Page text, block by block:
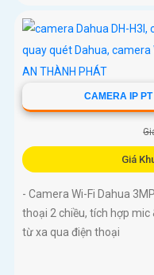
CAMERA IP
Giá
- Camera Wi-Fi Dahua
thoại 2 chiều, tích hợp mic
từ xa qua điện thoại